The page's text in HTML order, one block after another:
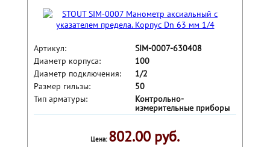
Артикул:
SIM-0007-630408
Диаметр корпуса:
100
Диаметр подключения:
1/2
Размер гильзы:
50
Тип арматуры:
Контрольно-
измерительные приборы
Цена: 802.00 руб.